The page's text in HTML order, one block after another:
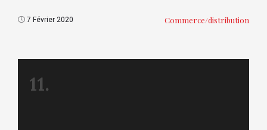
7 Février 2020 Commerce/distribution
11.